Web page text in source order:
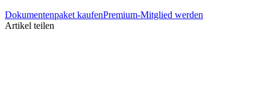
Dokumentenpaket kaufenPremium-Mitglied werden
Artikel teilen